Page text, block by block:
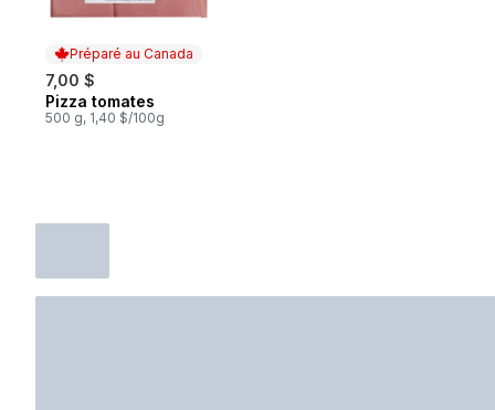
Préparé au Canada
7,00 $
Préparé au Canada
Pizza tomates
500 g, 1,40 $/100g